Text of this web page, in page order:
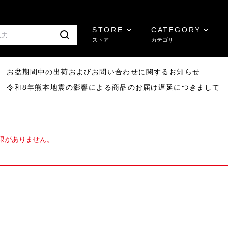
STORE
ストア
CATEGORY
カテゴリ
盆期間中の出荷およびお問い合わせに関するお知らせ
和8年熊本地震の影響による商品のお届け遅延につきまして
ありません。